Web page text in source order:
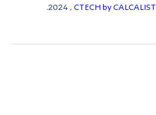
CTECH by CALCALIST
, 2024.